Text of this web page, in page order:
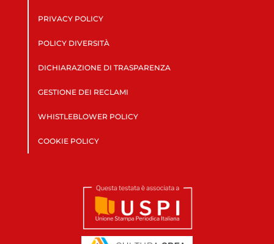
PRIVACY POLICY
POLICY DIVERSITÀ
DICHIARAZIONE DI TRASPARENZA
GESTIONE DEI RECLAMI
WHISTLEBLOWER POLICY
COOKIE POLICY